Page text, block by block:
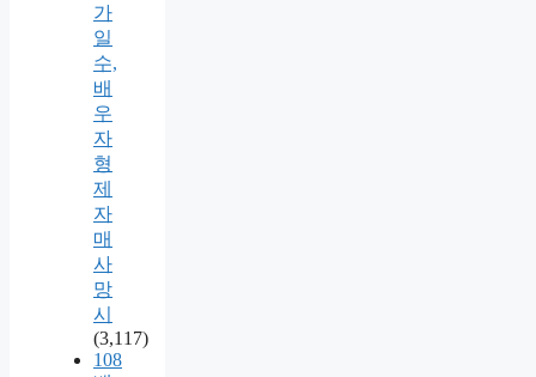
가
일
수,
배
우
자
형
제
자
매
사
망
시
(3,117)
108